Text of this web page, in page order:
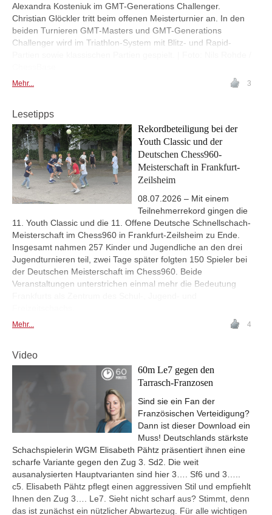
Alexandra Kosteniuk im GMT-Generations Challenger.
Christian Glöckler tritt beim offenen Meisterturnier an. In den
beiden Turnieren GMT-Masters und GMT-Generations
Challenger wird im Triathlon-System mit Blitz- und Rapid-
Mehr... 3
Lesetipps
Rekordbeteiligung bei der
Youth Classic und der
Deutschen Chess960-
Meisterschaft in Frankfurt-
Zeilsheim
08.07.2026 – Mit einem
Teilnehmerrekord gingen die
11. Youth Classic und die 11. Offene Deutsche Schnellschach-
Meisterschaft im Chess960 in Frankfurt-Zeilsheim zu Ende.
Insgesamt nahmen 257 Kinder und Jugendliche an den drei
Jugendturnieren teil, zwei Tage später folgten 150 Spieler bei
der Deutschen Meisterschaft im Chess960. Beide
Veranstaltungen unterstrichen einmal mehr die Bedeutung
Mehr... 4
Video
60m Le7 gegen den
Tarrasch-Franzosen
Sind sie ein Fan der
Französischen Verteidigung?
Dann ist dieser Download ein
Muss! Deutschlands stärkste
Schachspielerin WGM Elisabeth Pähtz präsentiert ihnen eine
scharfe Variante gegen den Zug 3. Sd2. Die weit
ausanalysierten Hauptvarianten sind hier 3…. Sf6 und 3…..
c5. Elisabeth Pähtz pflegt einen aggressiven Stil und empfiehlt
Ihnen den Zug 3…. Le7. Sieht nicht scharf aus? Stimmt, denn
das ist zunächst ein nützlicher Abwartezug. Für alle wichtigen